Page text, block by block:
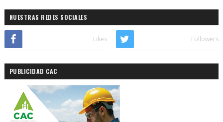
NUESTRAS REDES SOCIALES
Likes Followers
PUBLICIDAD CAC